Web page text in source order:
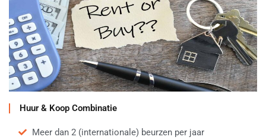
Huur & Koop Combinatie
Meer dan 2 (internationale) beurzen per jaar